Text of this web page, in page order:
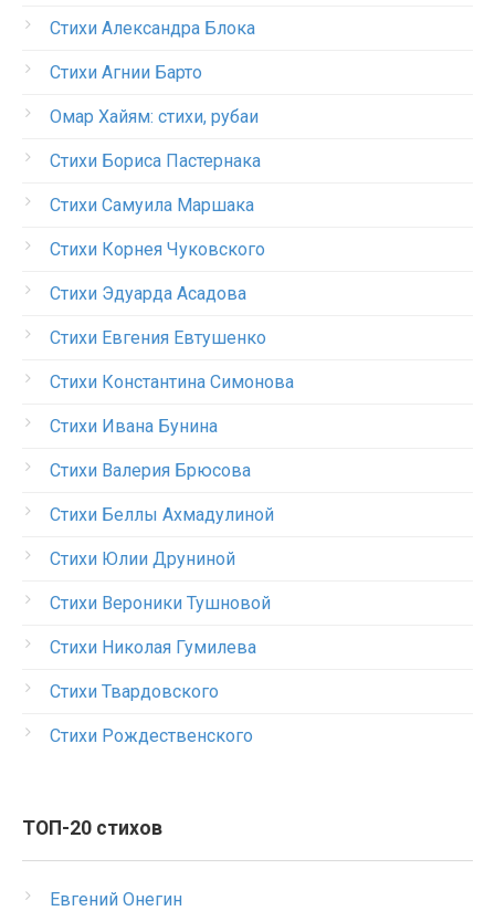
Стихи Александра Блока
Стихи Агнии Барто
Омар Хайям: стихи, рубаи
Стихи Бориса Пастернака
Стихи Самуила Маршака
Стихи Корнея Чуковского
Стихи Эдуарда Асадова
Стихи Евгения Евтушенко
Стихи Константина Симонова
Стихи Ивана Бунина
Стихи Валерия Брюсова
Стихи Беллы Ахмадулиной
Стихи Юлии Друниной
Стихи Вероники Тушновой
Стихи Николая Гумилева
Стихи Твардовского
Стихи Рождественского
ТОП-20 стихов
Евгений Онегин